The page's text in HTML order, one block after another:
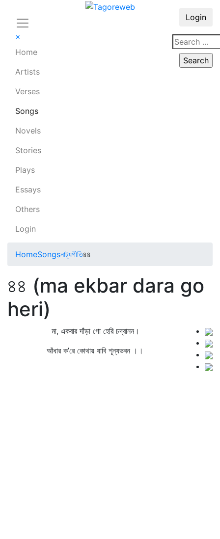
×
Home
Artists
Verses
Songs
Novels
Stories
Plays
Essays
Others
Login
Login
HomeSongsনাট্যগীতি৪৪
৪৪ (ma ekbar dara go
heri)
মা, একবার দাঁড়া গো হেরি চদ্রানন।
আঁধার ক’রে কোথায় যাবি শূন্যভবন ।।